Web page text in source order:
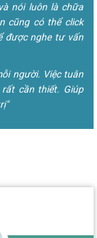
nói luôn là chữa
cũng có thể click
được nghe tư vấn
người. Việc tuân
cần thiết. Giúp